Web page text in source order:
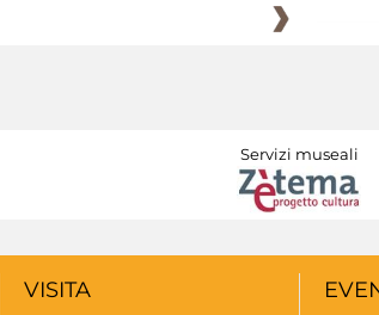
Servizi museali
VISITA